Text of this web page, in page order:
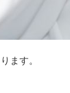
ます。